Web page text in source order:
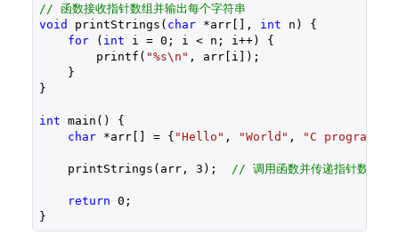
// 函数接收指针数组并输出每个字符串
void printStrings( char *arr[], int n) {
for ( int i = 0 ; i < n; i++) {
        printf(
"%s\n" , arr[i]);
    }
}
int main() {
char *arr[] = { "Hello" , "World" , "C
    printStrings(arr,
3 ); // 调用函数并传递指针数组
return 0 ;